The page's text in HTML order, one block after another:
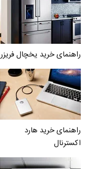
راهنمای خرید یخچال فریزر
راهنمای خرید هارد
اکسترنال